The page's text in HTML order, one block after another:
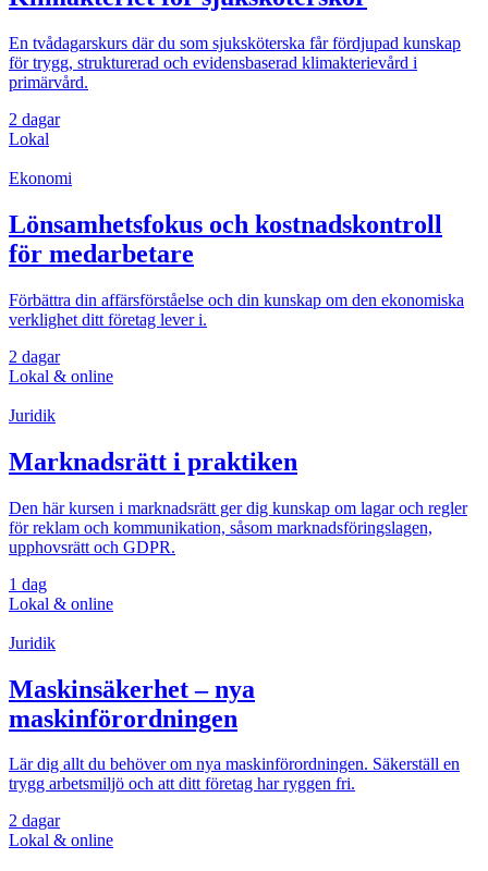
En tvådagarskurs där du som sjuksköterska får fördjupad kunskap
för trygg, strukturerad och evidensbaserad klimakterievård i
primärvård.
2 dagar
Lokal
Ekonomi
Lönsamhetsfokus och kostnadskontroll
för medarbetare
Förbättra din affärsförståelse och din kunskap om den ekonomiska
verklighet ditt företag lever i.
2 dagar
Lokal & online
Juridik
Marknadsrätt i praktiken
Den här kursen i marknadsrätt ger dig kunskap om lagar och regler
för reklam och kommunikation, såsom marknadsföringslagen,
upphovsrätt och GDPR.
1 dag
Lokal & online
Juridik
Maskinsäkerhet – nya
maskinförordningen
Lär dig allt du behöver om nya maskinförordningen. Säkerställ en
trygg arbetsmiljö och att ditt företag har ryggen fri.
2 dagar
Lokal & online